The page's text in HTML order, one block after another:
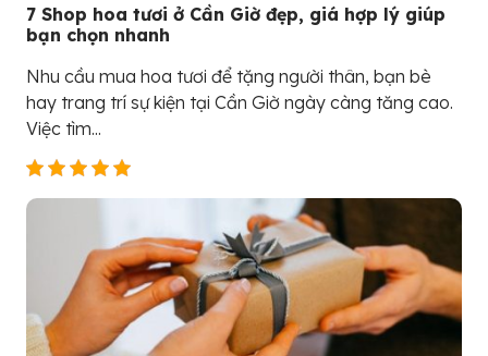
7 Shop hoa tươi ở Cần Giờ đẹp, giá hợp lý giúp
bạn chọn nhanh
Nhu cầu mua hoa tươi để tặng người thân, bạn bè
hay trang trí sự kiện tại Cần Giờ ngày càng tăng cao.
Việc tìm...